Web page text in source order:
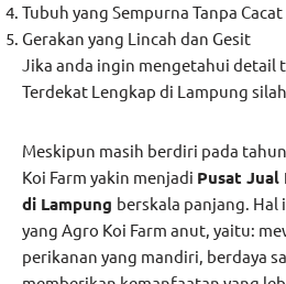
Tubuh yang Sempurna Tanpa Cacat
Gerakan yang Lincah dan Gesit
Jika anda ingin mengetahui detail
Terdekat Lengkap di Lampung
Meskipun masih berdiri pada
Koi Farm yakin menjadi Pusat Jual
di Lampung berskala panjang. Hal
yang Agro Koi Farm anut, yaitu:
perikanan yang mandiri, berdaya